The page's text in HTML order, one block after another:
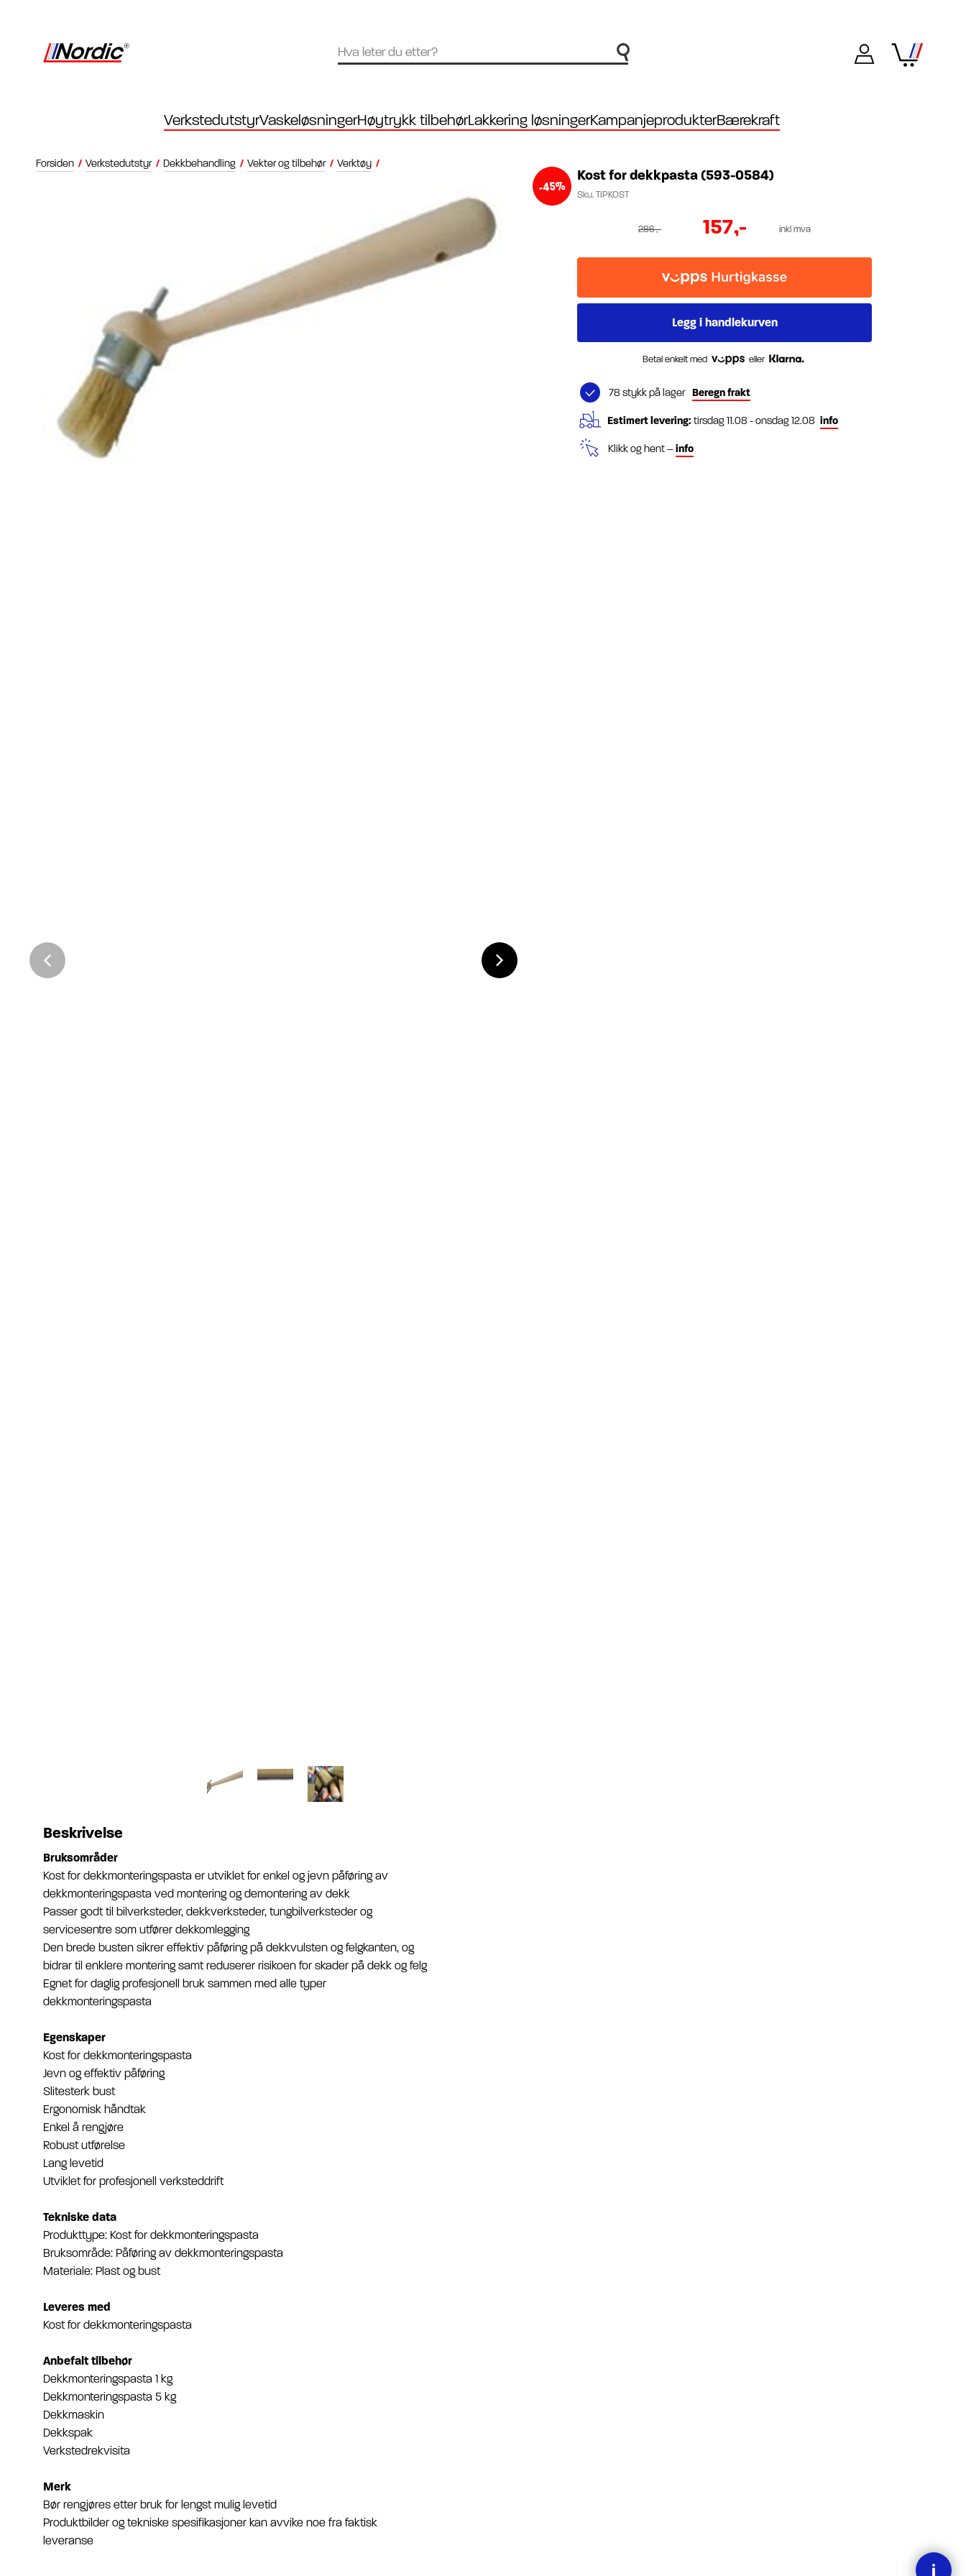
VerkstedutstyrVaskeløsningerHøytrykk tilbehørLakkering løsningerKampanjeprodukterBærekraft
Forsiden / Verkstedutstyr / Dekkbehandling / Vekter og tilbehør / Verktøy /
-45%
Kost for dekkpasta (593-0584)
Sku. TIPKOST
286,- 157,- inkl mva
Betal enkelt med eller
78 stykk på lager Beregn frakt
Estimert levering:tirsdag 11.08 - onsdag 12.08 info
Klikk og hent –info
Beskrivelse
Bruksområder
Kost for dekkmonteringspasta er utviklet for enkel og jevn påføring av
dekkmonteringspasta ved montering og demontering av dekk
Passer godt til bilverksteder, dekkverksteder, tungbilverksteder og
servicesentre som utfører dekkomlegging
Den brede busten sikrer effektiv påføring på dekkvulsten og felgkanten, og
bidrar til enklere montering samt reduserer risikoen for skader på dekk og felg
Egnet for daglig profesjonell bruk sammen med alle typer
dekkmonteringspasta
Egenskaper
Kost for dekkmonteringspasta
Jevn og effektiv påføring
Slitesterk bust
Ergonomisk håndtak
Enkel å rengjøre
Robust utførelse
Lang levetid
Utviklet for profesjonell verksteddrift
Tekniske data
Produkttype: Kost for dekkmonteringspasta
Bruksområde: Påføring av dekkmonteringspasta
Materiale: Plast og bust
Leveres med
Kost for dekkmonteringspasta
Anbefalt tilbehør
Dekkmonteringspasta 1 kg
Dekkmonteringspasta 5 kg
Dekkmaskin
Dekkspak
Verkstedrekvisita
Merk
Bør rengjøres etter bruk for lengst mulig levetid
Produktbilder og tekniske spesifikasjoner kan avvike noe fra faktisk
leveranse